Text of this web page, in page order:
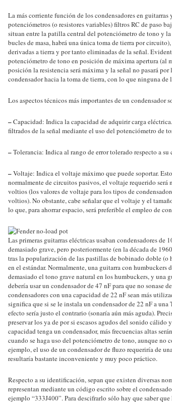
La más corriente función de los condensadores en
potenciómetros (o resistores variables) filtros RC de paso
situan entre la patilla central del potenciómetro de tono y
bucles de masa, habrá una única toma de tierra por
derivadas a tierra y por tanto eliminadas de la señal.
potenciómetro de tono en posición de máxima apertura (al
posición la resistencia será máxima y la señal no pasará
condensador hacia la toma de tierra, con lo que ninguna de
Los aspectos técnicos más importantes de un condensador
–Capacidad: Indica la capacidad de adquirir carga
filtrados de la señal mediante el uso del potenciómetro de
–Tolerancia: Indica al rango de error tolerado respecto a
–Voltaje: Indica el voltaje máximo que puede soportar.
normalmente de circuitos pasivos, el voltaje requerido
voltios (los valores de voltaje para los tipos de
voltios). No obstante, cabe señalar que el voltaje y el
lo que, para ahorrar espacio, será preferible el empleo de
Las primeras guitarras eléctricas usaban condensadores de
demasiado grave, pero posteriormente (en la década de
tras la popularización de las pastillas de bobinado doble
en el estándar. Normalmente, una guitarra con humbuckers
demasiado el tono grave natural en los humbuckers, y
debería usar un condensador de 47 nF para que no sonase
condensadores con una capacidad de 22 nF sean más
significa que si se le instala un condensador de 22 nF a una
efecto sería justo el contrario (sonaría aún más aguda).
preservar los ya de por si escasos agudos del sonido cálido
capacidad tenga un condensador, más frecuencias altas
cuando se haga uso del potenciómetro de tono, aunque no
ejemplo, el uso de un condensador de fluzo requeriría de
resultaría bastante inconveniente y muy poco práctico.
Respecto a su identificación, sepan que existen diversas
representan mediante un código escrito sobre el
ejemplo “333J400”. Para descifrarlo sólo hay que saber